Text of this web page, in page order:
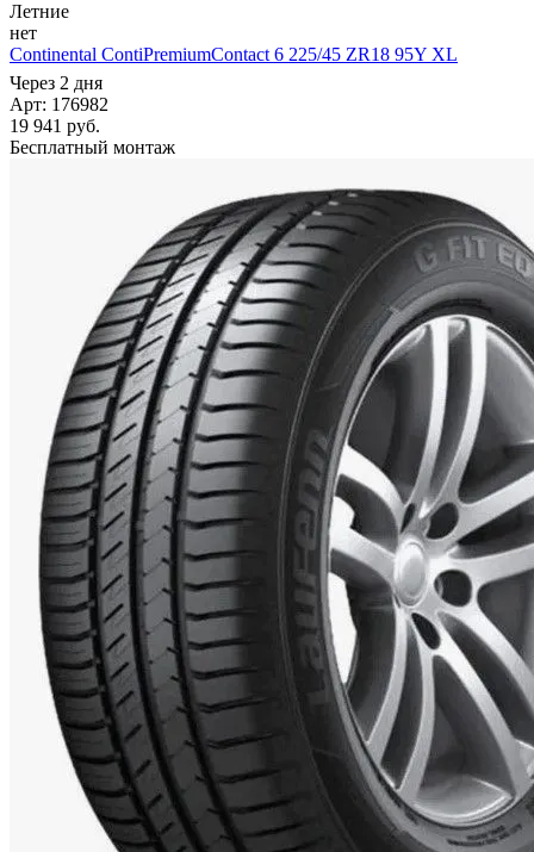
Летние
нет
Continental ContiPremiumContact 6 225/45 ZR18 95Y XL
Через 2 дня
Арт: 176982
19 941 руб.
Бесплатный монтаж